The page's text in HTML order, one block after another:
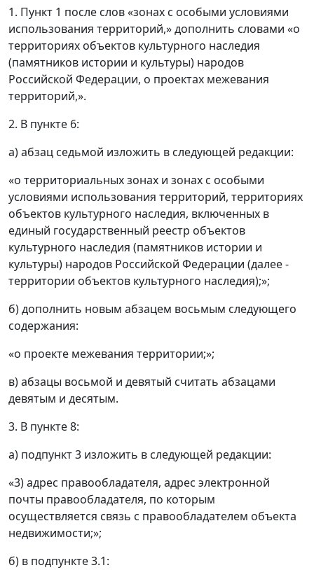
1. Пункт 1 после слов «зонах с особыми условиями
использования территорий,» дополнить словами «о
территориях объектов культурного наследия
(памятников истории и культуры) народов
Российской Федерации, о проектах межевания
территорий,».
2. В пункте 6:
а) абзац седьмой изложить в следующей редакции:
«о территориальных зонах и зонах с особыми
условиями использования территорий, территориях
объектов культурного наследия, включенных в
единый государственный реестр объектов
культурного наследия (памятников истории и
культуры) народов Российской Федерации (далее -
территории объектов культурного наследия);»;
б) дополнить новым абзацем восьмым следующего
содержания:
«о проекте межевания территории;»;
в) абзацы восьмой и девятый считать абзацами
девятым и десятым.
3. В пункте 8:
а) подпункт 3 изложить в следующей редакции:
«3) адрес правообладателя, адрес электронной
почты правообладателя, по которым
осуществляется связь с правообладателем объекта
недвижимости;»;
б) в подпункте 3.1: